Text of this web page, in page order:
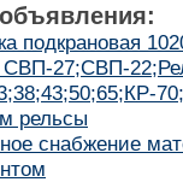
подкрановая
27;СВП-
рельсы
снабжение